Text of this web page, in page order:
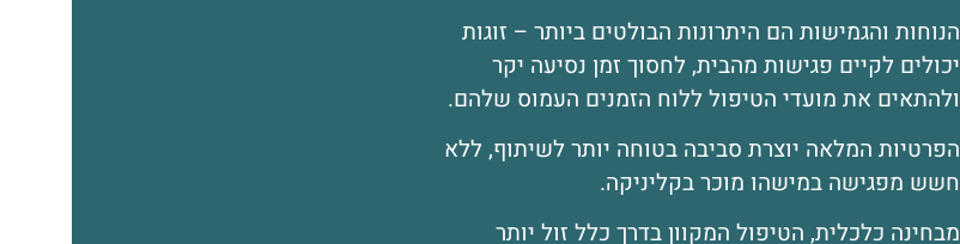
הנוחות והגמישות הם היתרונות הבולטים ביותר – זוגות
יכולים לקיים פגישות מהבית, לחסוך זמן נסיעה יקר
ולהתאים את מועדי הטיפול ללוח הזמנים העמוס שלהם.
הפרטיות המלאה יוצרת סביבה בטוחה יותר לשיתוף, ללא
חשש מפגישה במישהו מוכר בקליניקה.
מבחינה כלכלית, הטיפול המקוון בדרך כלל זול יותר